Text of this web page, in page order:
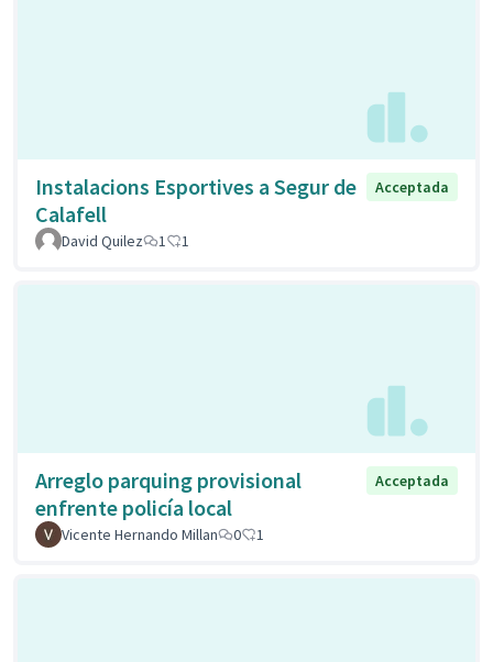
Instalacions Esportives a Segur de
Calafell
Acceptada
David Quilez 1 1
Arreglo parquing provisional
enfrente policía local
Acceptada
Vicente Hernando Millan 0 1